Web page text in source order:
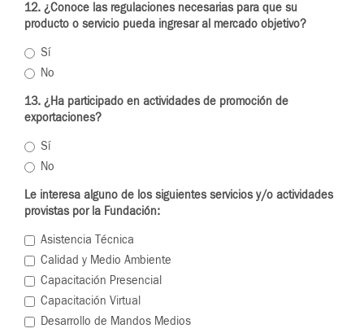
12. ¿Conoce las regulaciones necesarias para que su
producto o servicio pueda ingresar al mercado objetivo?
Sí
No
13. ¿Ha participado en actividades de promoción de
exportaciones?
Sí
No
Le interesa alguno de los siguientes servicios y/o actividades
provistas por la Fundación:
Asistencia Técnica
Calidad y Medio Ambiente
Capacitación Presencial
Capacitación Virtual
Desarrollo de Mandos Medios